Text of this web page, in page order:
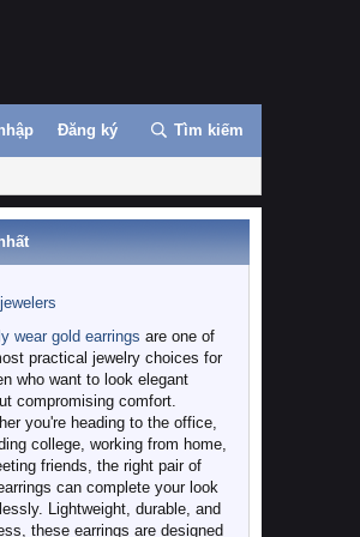
Đăng ký Tìm kiếm
wear gold earrings are one of
practical jewelry choices for
who want to look elegant
compromising comfort.
you're heading to the office,
college, working from home,
friends, the right pair of
can complete your look
Lightweight, durable, and
these earrings are designed